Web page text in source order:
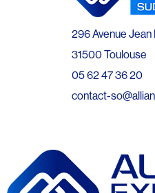
296 Avenue Jean
31500 Toulouse
05 62 47 36 20
contact-